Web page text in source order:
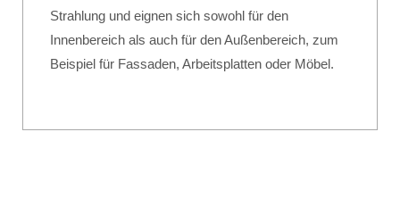
Strahlung und eignen sich sowohl für den
Innenbereich als auch für den Außenbereich, zum
Beispiel für Fassaden, Arbeitsplatten oder Möbel.